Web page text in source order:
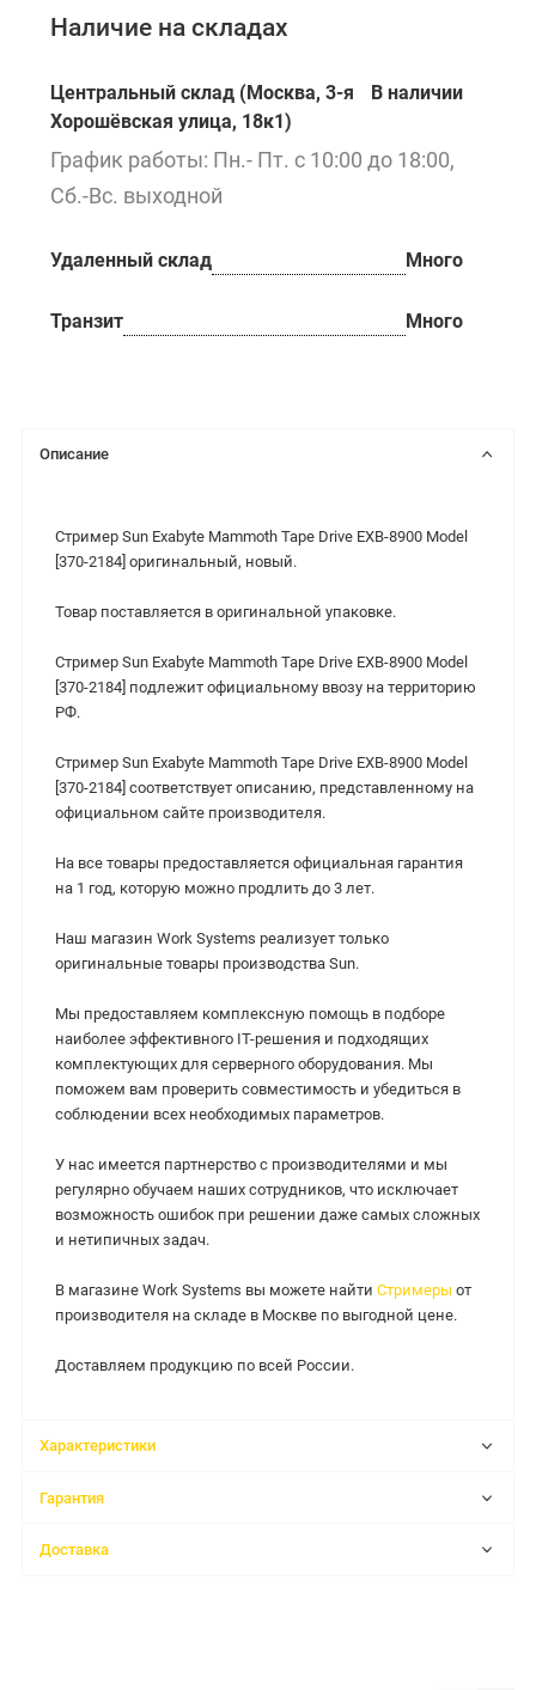
Наличие на складах
Центральный склад (Москва, 3-я
Хорошёвская улица, 18к1)
В наличии
График работы: Пн.- Пт. с 10:00 до 18:00,
Сб.-Вс. выходной
Удаленный склад Много
Транзит Много
Описание
Стример Sun Exabyte Mammoth Tape Drive EXB-8900 Model
[370-2184] оригинальный, новый.
Товар поставляется в оригинальной упаковке.
Стример Sun Exabyte Mammoth Tape Drive EXB-8900 Model
[370-2184] подлежит официальному ввозу на территорию
РФ.
Стример Sun Exabyte Mammoth Tape Drive EXB-8900 Model
[370-2184] соответствует описанию, представленному на
официальном сайте производителя.
На все товары предоставляется официальная гарантия
на 1 год, которую можно продлить до 3 лет.
Наш магазин Work Systems реализует только
оригинальные товары производства Sun.
Мы предоставляем комплексную помощь в подборе
наиболее эффективного IT-решения и подходящих
комплектующих для серверного оборудования. Мы
поможем вам проверить совместимость и убедиться в
соблюдении всех необходимых параметров.
У нас имеется партнерство с производителями и мы
регулярно обучаем наших сотрудников, что исключает
возможность ошибок при решении даже самых сложных
и нетипичных задач.
В магазине Work Systems вы можете найти Стримеры от
производителя на складе в Москве по выгодной цене.
Доставляем продукцию по всей России.
Характеристики
Гарантия
Доставка